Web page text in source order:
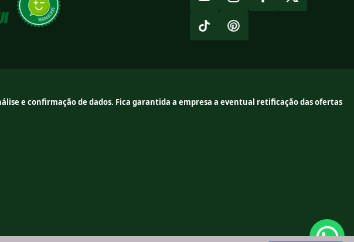
e confirmação de dados. Fica garantida a empresa a eventual retificação das ofertas